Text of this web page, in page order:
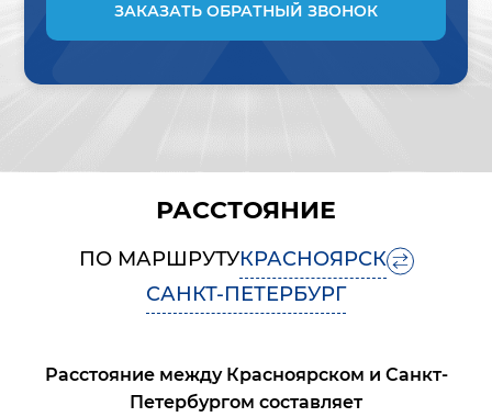
ЗАКАЗАТЬ ОБРАТНЫЙ ЗВОНОК
РАССТОЯНИЕ
ПО МАРШРУТУКРАСНОЯРСК
САНКТ-ПЕТЕРБУРГ
Расстояние между Красноярском и Санкт-
Петербургом составляет